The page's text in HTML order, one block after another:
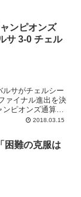
ンピオンズ
サ 3-0 チェル
ルサがチェルシー
ァイナル進出を決
ンピオンズ通算
のアシストだっ
2018.03.15
困難の克服は